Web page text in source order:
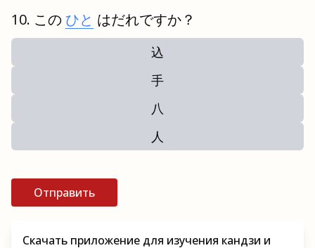
この ひと はだれですか？
込
手
八
人
Отправить
Скачать приложение для изучения кандзи и